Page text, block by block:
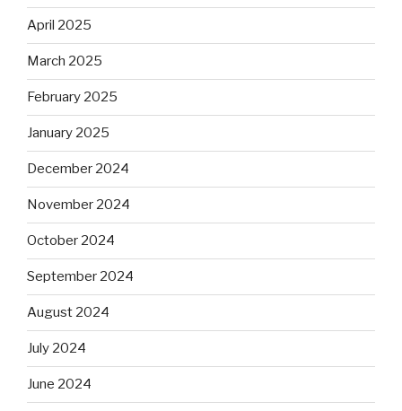
April 2025
March 2025
February 2025
January 2025
December 2024
November 2024
October 2024
September 2024
August 2024
July 2024
June 2024